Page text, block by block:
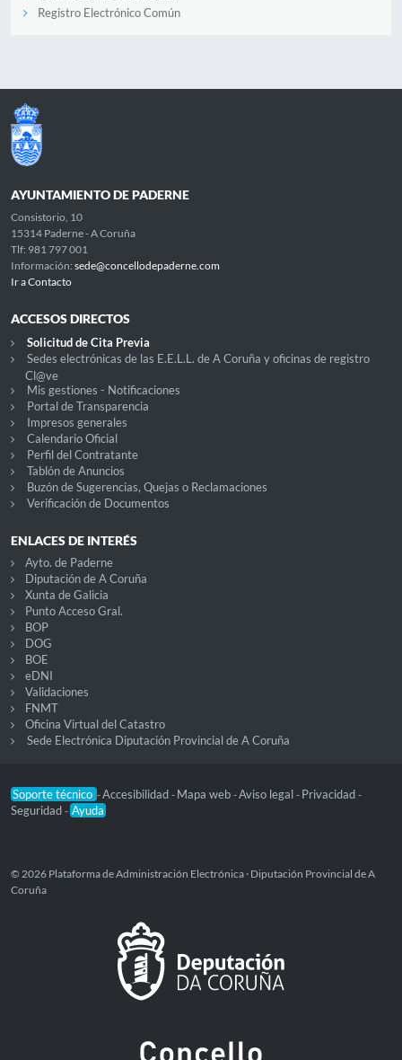
Registro Electrónico Común
AYUNTAMIENTO DE PADERNE
Consistorio, 10
15314 Paderne - A Coruña
Tlf: 981 797 001
Información: sede@concellodepaderne.com
Ir a Contacto
ACCESOS DIRECTOS
Solicitud de Cita Previa
Sedes electrónicas de las E.E.L.L. de A Coruña y oficinas de registro
Cl@ve
Mis gestiones - Notificaciones
Portal de Transparencia
Impresos generales
Calendario Oficial
Perfil del Contratante
Tablón de Anuncios
Buzón de Sugerencias, Quejas o Reclamaciones
Verificación de Documentos
ENLACES DE INTERÉS
Ayto. de Paderne
Diputación de A Coruña
Xunta de Galicia
Punto Acceso Gral.
BOP
DOG
BOE
eDNI
Validaciones
FNMT
Oficina Virtual del Catastro
Sede Electrónica Diputación Provincial de A Coruña
Soporte técnico -Accesibilidad - Mapa web -Aviso legal - Privacidad -
Seguridad - Ayuda
© 2026 Plataforma de Administración Electrónica · Diputación Provincial de A
Coruña